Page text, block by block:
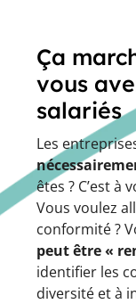
Ça
vous
salariés
Les
êtes ? C’est à
Vous voulez
conformité ?
peut être «
identifier les
diversité et à